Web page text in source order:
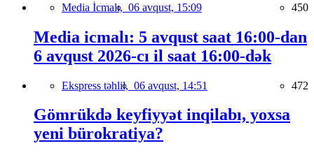
Media İcmalı, 06 avqust, 15:09 450
Media icmalı: 5 avqust saat 16:00-dan
6 avqust 2026-cı il saat 16:00-dək
Ekspress təhlil, 06 avqust, 14:51 472
Gömrükdə keyfiyyət inqilabı, yoxsa
yeni bürokratiya?